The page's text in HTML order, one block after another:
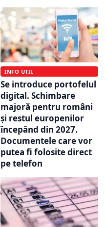
INFO UTIL
Se introduce portofelul
digital. Schimbare
majoră pentru români
și restul europenilor
începând din 2027.
Documentele care vor
putea fi folosite direct
pe telefon